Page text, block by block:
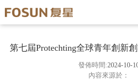
第七屆Protechting全球青年創新
發佈時間:2024-10-
內容來源於：